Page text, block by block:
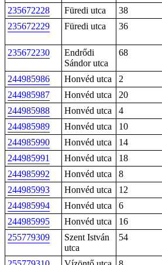
235672228 Füredi utca 38
235672229
Füredi utca 36
235672230
Endrődi
Sándor utca
68
244985986 Honvéd utca 2
244985987
Honvéd utca 20
244985988
Honvéd utca 4
244985989
Honvéd utca 10
244985990
Honvéd utca 14
244985991
Honvéd utca 18
244985992
Honvéd utca 8
244985993
Honvéd utca 12
244985994
Honvéd utca 6
244985995
Honvéd utca 16
255779309
Szent István
utca
54